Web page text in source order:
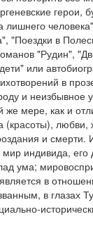
герои,
лишнего
"Поездки в
"Рудин",
или
в
и неизбывное
же мере, как и
(красоты),
и смерти.
индивида, его
ума;
в
в глазах